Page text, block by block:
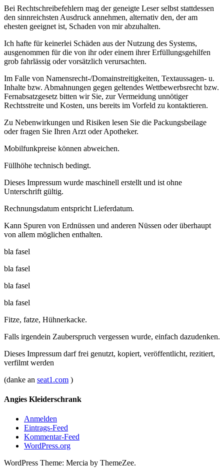
Bei Rechtschreibefehlern mag der geneigte Leser selbst stattdessen
den sinnreichsten Ausdruck annehmen, alternativ den, der am
ehesten geeignet ist, Schaden von mir abzuhalten.
Ich hafte für keinerlei Schäden aus der Nutzung des Systems,
ausgenommen für die von ihr oder einem ihrer Erfüllungsgehilfen
grob fahrlässig oder vorsätzlich verursachten.
Im Falle von Namensrecht-/Domainstreitigkeiten, Textaussagen- u.
Inhalte bzw. Abmahnungen gegen geltendes Wettbewerbsrecht bzw.
Fernabsatzgesetz bitten wir Sie, zur Vermeidung unnötiger
Rechtsstreite und Kosten, uns bereits im Vorfeld zu kontaktieren.
Zu Nebenwirkungen und Risiken lesen Sie die Packungsbeilage
oder fragen Sie Ihren Arzt oder Apotheker.
Mobilfunkpreise können abweichen.
Füllhöhe technisch bedingt.
Dieses Impressum wurde maschinell erstellt und ist ohne
Unterschrift gültig.
Rechnungsdatum entspricht Lieferdatum.
Kann Spuren von Erdnüssen und anderen Nüssen oder überhaupt
von allem möglichen enthalten.
bla fasel
bla fasel
bla fasel
bla fasel
Fitze, fatze, Hühnerkacke.
Falls irgendein Zauberspruch vergessen wurde, einfach dazudenken.
Dieses Impressum darf frei genutzt, kopiert, veröffentlicht, rezitiert,
verfilmt werden
(danke an seat1.com )
Angies Kleiderschrank
Anmelden
Eintrags-Feed
Kommentar-Feed
WordPress.org
WordPress Theme: Mercia by ThemeZee.